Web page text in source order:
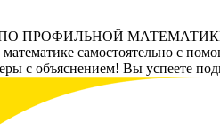
ПРОФИЛЬНОЙ
самостоятельно с
с объяснением! Вы успеете